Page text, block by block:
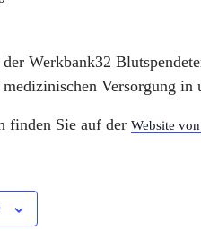
Werkbank32
Versorgung in
finden Sie auf der Website